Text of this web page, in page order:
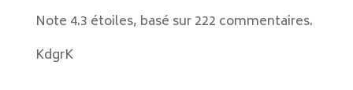
Note 4.3 étoiles, basé sur222 commentaires.
KdgrK